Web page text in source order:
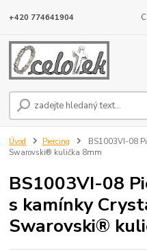
+420 774641904
Úvod Piercing
BS1003VI-08
Swarovski® kulička 8mm
BS1003VI-08
s kamínky
Swarovski®